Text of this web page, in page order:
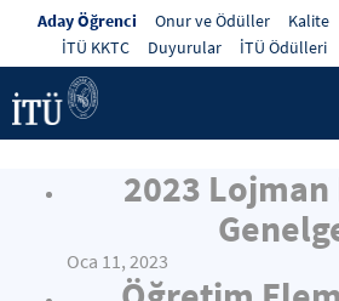
Aday Öğrenci Onur ve Ödüller Kalite
İTÜ KKTC
Duyurular İTÜ Ödülleri
2023
Oca 11, 2023